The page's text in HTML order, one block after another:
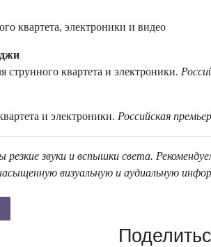
квартета, электроники и видео
струнного квартета и электроники.
и электроники. Российская
звуки и вспышки света.
визуальную и аудиальную